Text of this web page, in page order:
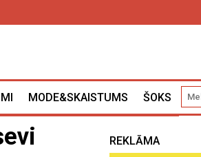
MODE&SKAISTUMS ŠOKS
REKLĀMA